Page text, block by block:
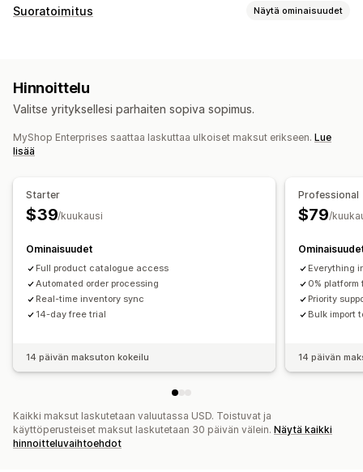
Suoratoimitus Näytä ominaisuudet
Hinnoittelu
Valitse yrityksellesi parhaiten sopiva sopimus.
MyShop Enterprises saattaa laskuttaa ulkoiset maksut erikseen. Lue
lisää
Starter
$39/kuukausi
Ominaisuudet
Full product catalogue access
Automated order processing
Real-time inventory sync
14-day free trial
14 päivän maksuton kokeilu
Professional
$79/
Everything
0% platform
Priority
Bulk import
14 päivän
Kaikki maksut laskutetaan valuutassa USD. Toistuvat ja
käyttöperusteiset maksut laskutetaan 30 päivän välein. Näytä kaikki
hinnoitteluvaihtoehdot